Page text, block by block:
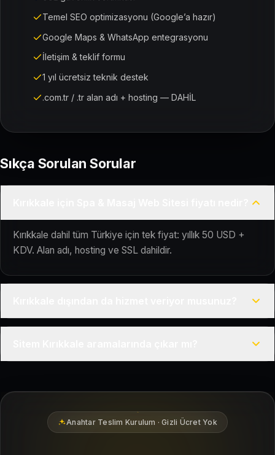
Temel SEO optimizasyonu (Google’a hazır)
Google Maps & WhatsApp entegrasyonu
İletişim & teklif formu
1 yıl ücretsiz teknik destek
.com.tr / .tr alan adı + hosting — DAHİL
Sıkça Sorulan Sorular
Kırıkkale dahil tüm Türkiye için tek fiyat: yıllık 50 USD +
KDV. Alan adı, hosting ve SSL dahildir.
Kırıkkale bölgesindeki yerel müşterilerin sizi bulmasına
Anahtar Teslim Kurulum · Gizli Ücret Yok